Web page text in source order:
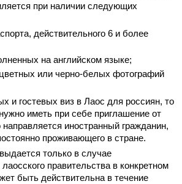
при наличии следующих
действительного 6 и более
на английском языке;
или черно-белых фотографий
и гостевых виз в Лаос для россиян, то
иметь при себе приглашение от
иностранный гражданин,
проживающего в стране.
только в случае
правительства в конкретном
быть действительна в течение